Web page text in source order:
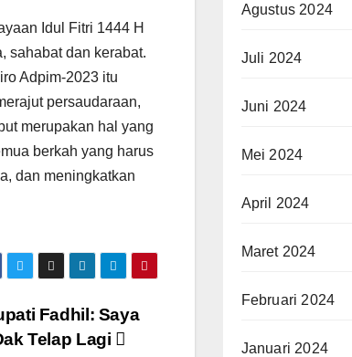
Idul Fitri 1444 H
sahabat dan kerabat.
Adpim-2023 itu
persaudaraan,
merupakan hal yang
berkah yang harus
dan meningkatkan
Fadhil: Saya
Telap Lagi
Agustus 2024
Juli 2024
Juni 2024
Mei 2024
April 2024
Maret 2024
Februari 2024
Januari 2024